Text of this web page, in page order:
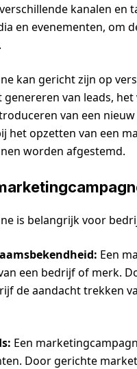
kanalen en
en evenementen, om
kan gericht zijn op
van leads,
van een
het opzetten van een
worden afgestemd.
is belangrijk voor
Een
een bedrijf of merk.
de aandacht trekken
Een
Door gerichte